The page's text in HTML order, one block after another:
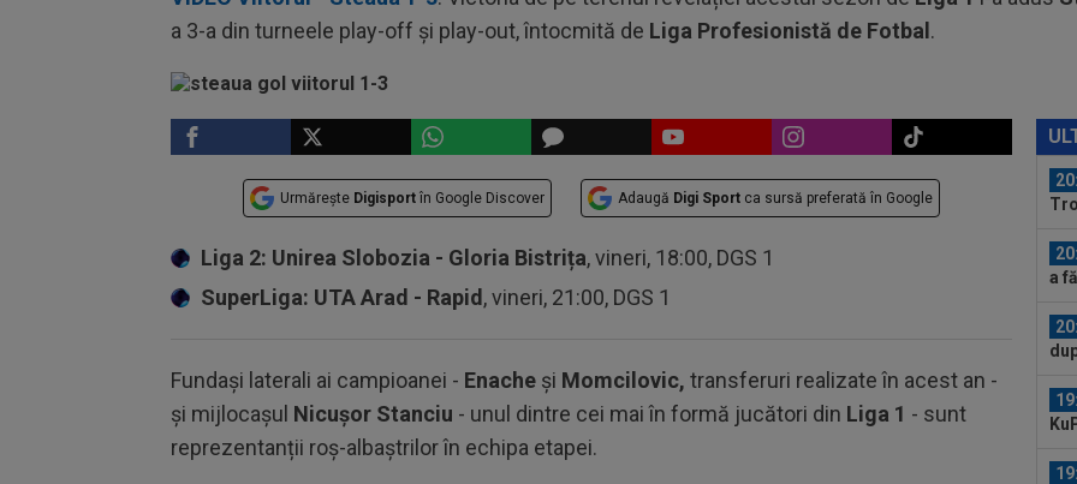
a 3-a din turneele play-off și play-out, întocmită de Liga Profesionistă de Fotbal .
Urmărește Digisport în Google Discover Adaugă Digi Sport ca sursă preferată în Google
Liga 2: Unirea Slobozia - Gloria Bistrița, vineri, 18:00, DGS 1
SuperLiga: UTA Arad - Rapid , vineri, 21:00, DGS 1
Fundași laterali ai campioanei - Enache și Momcilovic, transferuri realizate în acest an -
și mijlocașul Nicușor Stanciu - unul dintre cei mai în formă jucători din Liga 1 - sunt
reprezentanții roș-albaștrilor în echipa etapei.
a